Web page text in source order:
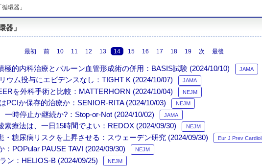
環器」
器」
最初 前 10 11 12 13 14 15 16 17 18 19 次 最後
極的内科治療とバルーン血管形成術の併用：BASIS試験 (2024/10/10) JAMA
ウム投与にエビデンスなし：TIGHT K (2024/10/07) JAMA
を外科手術と比較：MATTERHORN (2024/10/04) NEJM
PCIか保存的治療か：SENIOR-RITA (2024/10/03) NEJM
時停止か継続か?：Stop-or-Not (2024/10/02) JAMA
療法は、一日15時間でよい：REDOX (2024/09/30) NEJM
糖尿病リスクを上昇させる：スウェーデン研究 (2024/09/30) Eur J Prev Cardiol
POPular PAUSE TAVI (2024/09/30) NEJM
ン：HELIOS-B (2024/09/25) NEJM